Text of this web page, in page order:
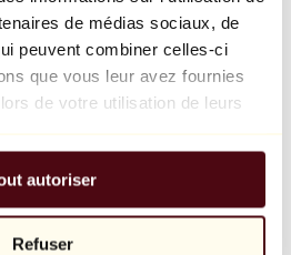
de médias sociaux, de
peuvent combiner celles-ci
que vous leur avez fournies
de votre utilisation de leurs
autoriser
Refuser